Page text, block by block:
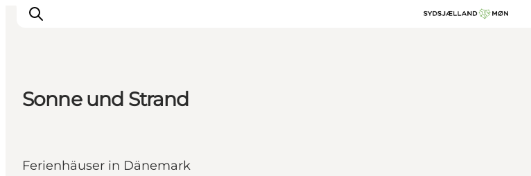
Events
Sonne und Strand
Ferienhäuser in Dänemark